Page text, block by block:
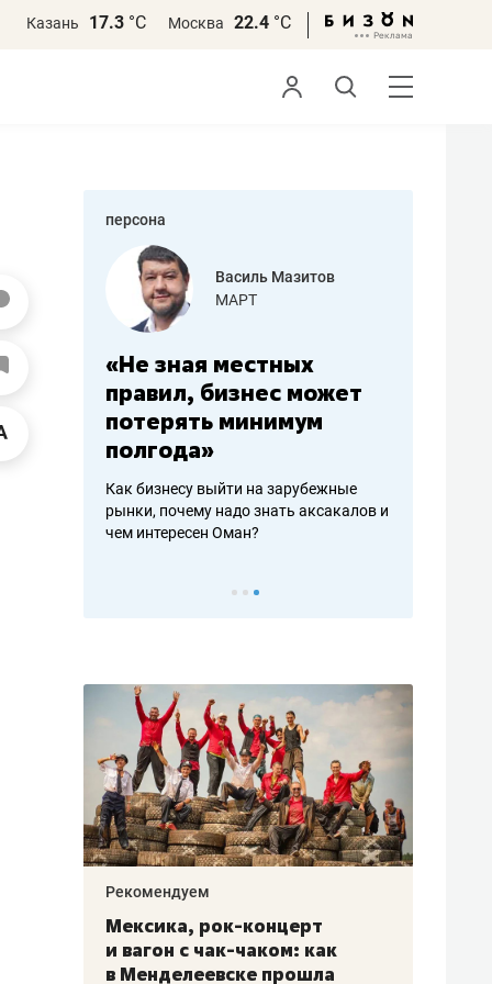
Казань 17.3 °С Москва 22.4 °С
персона
работа
Василь Мазитов
МАРТ
«Не зная местных
правил, бизнес может
потерять минимум
полгода»
Как бизнесу выйти на зарубежные
рынки, почему надо знать аксакалов и
чем интересен Оман?
Рекомендуем
Мексика, рок-концерт
и вагон с чак-чаком: как
в Менделеевске прошла